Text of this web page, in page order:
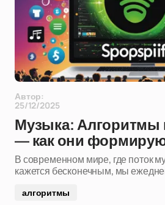
Автор:
25/12/2025
Музыка: Алгоритмы
— как они
В современном мире, где поток
кажется бесконечным, мы
алгоритмы